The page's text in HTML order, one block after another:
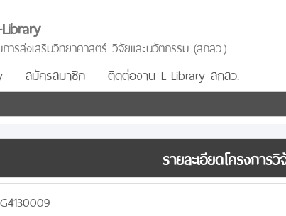
รส่งเสริมวิทยาศาสตร์ วิจัยและนวัตกรรม (สกสว.)
สมัครสมาชิก ติดต่องาน E-Library สกสว.
รายละเอียดโครงการวิ